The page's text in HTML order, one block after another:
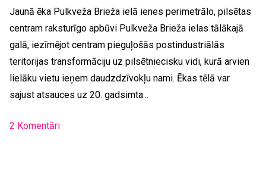
Jaunā ēka Pulkveža Brieža ielā ienes perimetrālo, pilsētas
centram raksturīgo apbūvi Pulkveža Brieža ielas tālākajā
galā, iezīmējot centram pieguļošās postindustriālās
teritorijas transformāciju uz pilsētniecisku vidi, kurā arvien
lielāku vietu ieņem daudzdzīvokļu nami. Ēkas tēlā var
sajust atsauces uz 20. gadsimta...
2 Komentāri